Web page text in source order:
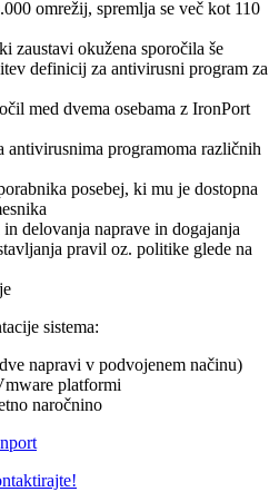
omrežij, spremlja se več kot 110
zaustavi okužena sporočila še
definicij za antivirusni program za
med dvema osebama z IronPort
antivirusnima programoma različnih
posebej, ki mu je dostopna
delovanja naprave in dogajanja
pravil oz. politike glede na
sistema:
napravi v podvojenem načinu)
platformi
naročnino